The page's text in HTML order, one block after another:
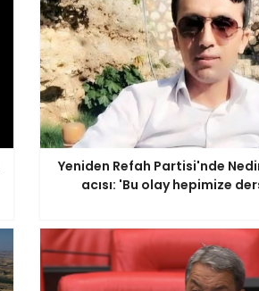
Yeniden Refah Partisi'nde
acısı: 'Bu olay hepimize